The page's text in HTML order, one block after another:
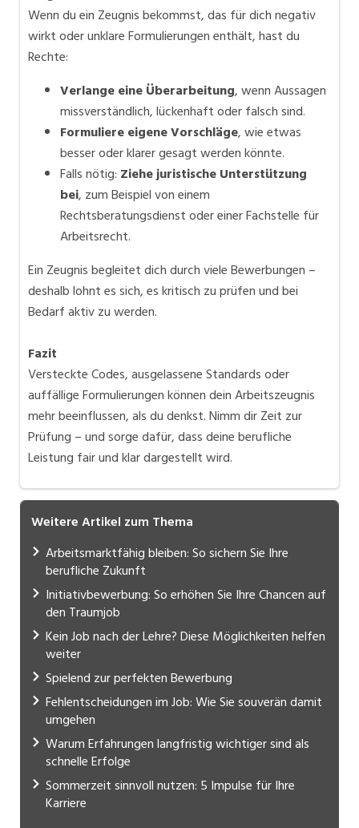
Wenn du ein Zeugnis bekommst, das für dich negativ
wirkt oder unklare Formulierungen enthält, hast du
Rechte:
Verlange eine Überarbeitung, wenn Aussagen
missverständlich, lückenhaft oder falsch sind.
Formuliere eigene Vorschläge, wie etwas
besser oder klarer gesagt werden könnte.
Falls nötig: Ziehe juristische Unterstützung
bei, zum Beispiel von einem
Rechtsberatungsdienst oder einer Fachstelle für
Arbeitsrecht.
Ein Zeugnis begleitet dich durch viele Bewerbungen –
deshalb lohnt es sich, es kritisch zu prüfen und bei
Bedarf aktiv zu werden.
Fazit
Versteckte Codes, ausgelassene Standards oder
auffällige Formulierungen können dein Arbeitszeugnis
mehr beeinflussen, als du denkst. Nimm dir Zeit zur
Prüfung – und sorge dafür, dass deine berufliche
Leistung fair und klar dargestellt wird.
Weitere Artikel zum Thema
Arbeitsmarktfähig bleiben: So sichern Sie Ihre
berufliche Zukunft
Initiativbewerbung: So erhöhen Sie Ihre Chancen auf
den Traumjob
Kein Job nach der Lehre? Diese Möglichkeiten helfen
weiter
Spielend zur perfekten Bewerbung
Fehlentscheidungen im Job: Wie Sie souverän damit
umgehen
Warum Erfahrungen langfristig wichtiger sind als
schnelle Erfolge
Sommerzeit sinnvoll nutzen: 5 Impulse für Ihre
Karriere